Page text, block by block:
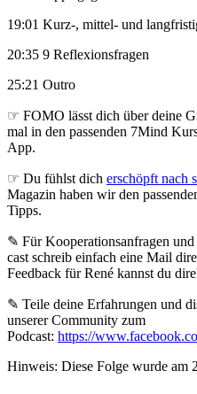
19:01 Kurz-, mittel- und
20:35 9 Reflexionsfragen
25:21 Outro
☞ FOMO lässt dich über deine
mal in den passenden 7Mind
App.
☞ Du fühlst dich erschöpft nach
Magazin haben wir den
Tipps.
✎ Für Koope­ra­ti­ons­an­fra­gen
cast schreib ein­fach eine Mail
Feedback für René kannst du
✎ Teile deine Erfahrungen und
unserer Community zum
Podcast: https://
Hinweis: Diese Folge wurde am